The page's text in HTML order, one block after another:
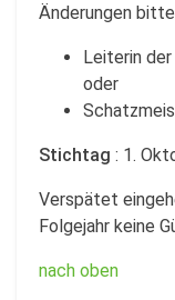
Änderungen
Leiterin
oder
Stichtag : 1.
Verspätet
Folgejahr keine
nach oben